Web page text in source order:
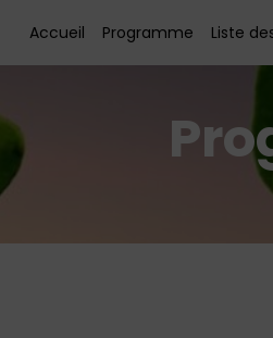
Accueil Programme Liste